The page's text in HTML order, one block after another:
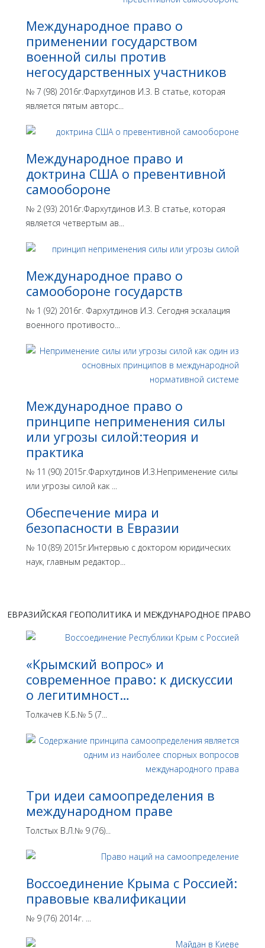
Международное право о
применении государством
военной силы против
негосударственных участников
№ 7 (98) 2016г.Фархутдинов И.З. В статье, которая
является пятым авторс...
Международное право и
доктрина США о превентивной
самообороне
№ 2 (93) 2016г.Фархутдинов И.З. В статье, которая
является четвертым ав...
Международное право о
самообороне государств
№ 1 (92) 2016г. Фархутдинов И.З. Сегодня эскалация
военного противосто...
Международное право о
принципе неприменения силы
или угрозы силой:теория и
практика
№ 11 (90) 2015г.Фархутдинов И.З.Неприменение силы
или угрозы силой как ...
Обеспечение мира и
безопасности в Евразии
№ 10 (89) 2015г.Интервью с доктором юридических
наук, главным редактор...
ЕВРАЗИЙСКАЯ ГЕОПОЛИТИКА И МЕЖДУНАРОДНОЕ ПРАВО
«Крымский вопрос» и
современное право: к дискуссии
о легитимност…
Толкачев К.Б.№ 5 (7...
Три идеи самоопределения в
международном праве
Толстых В.Л.№ 9 (76)...
Воссоединение Крыма с Россией:
правовые квалификации
№ 9 (76) 2014г. ...